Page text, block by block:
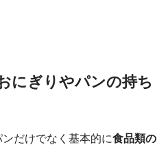
にぎりやパンの持ち
だけでなく基本的に食品類の